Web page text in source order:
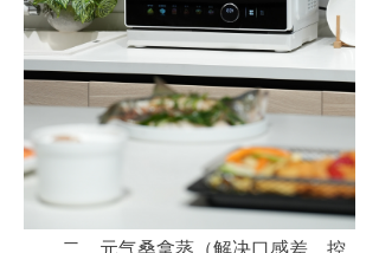
二、元气桑拿蒸（解决口感差、控